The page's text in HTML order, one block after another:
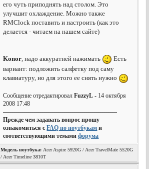
его чуть приподнять над столом. Это
улучшит охлаждение. Можно также
RMClock поставить и настроить (как это
делается - читаем на нашем сайте)
Konor, надо аккуратней нажимать
Есть
вариант: подложить салфетку под саму
клавиатуру, но для этого ее снять нужно
Сообщение отредактировалFuzzyL - 14 октября
2008 17:48
---------------------------------------------------------
Прежде чем задавать вопрос прошу
ознакомиться сFAQ по ноутбукам и
соответствующими темамифорума
Модель ноутбука: Acer Aspire 5920G / Acer TravelMate 5520G
/ Acer Timeline 3810T